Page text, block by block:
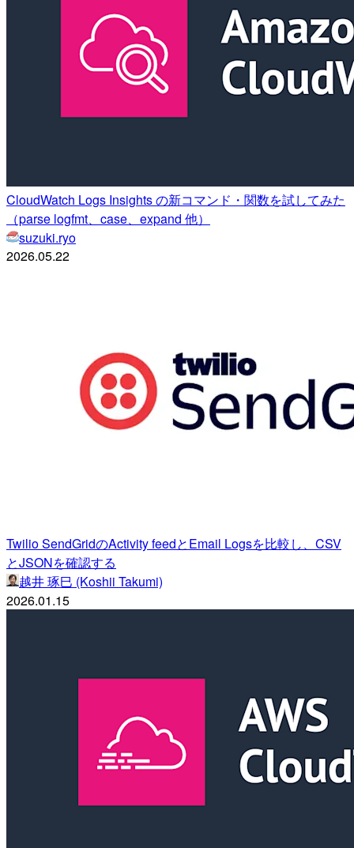
CloudWatch Logs Insights の新コマンド・関数を試してみた
（parse logfmt、case、expand 他）
suzuki.ryo
2026.05.22
Twilio SendGridのActivity feedとEmail Logsを比較し、CSV
とJSONを確認する
越井 琢巳 (Koshii Takumi)
2026.01.15